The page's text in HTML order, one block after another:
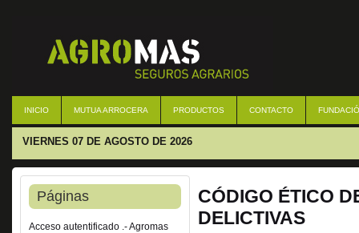
INICIO MUTUA ARROCERA PRODUCTOS CONTACTO
VIERNES 07 DE AGOSTO DE 2026
Páginas
Acceso autentificado .- Agromas
CÓDIGO ÉTICO
DELICTIVAS